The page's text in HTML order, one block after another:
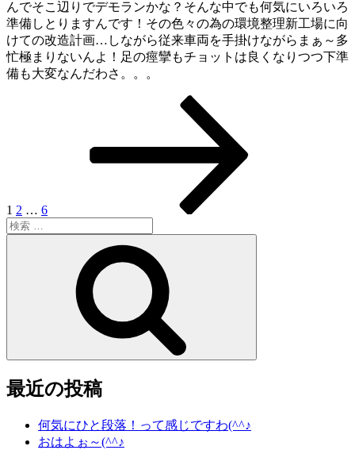
んでそこ辺りでデモランかな？そんな中でも何気にいろいろ
準備しとりますんです！その色々の為の環境整理新工場に向
けての改造計画…しながら従来車両を手掛けながらまぁ～多
忙極まりないんよ！足の痙攣もチョットは良くなりつつ下準
備も大変なんだわさ。。。
ゲ
ー
1 2 … 6
検
索:
最近の投稿
何気にひと段落！って感じですわ(^^♪
おはよぉ～(^^♪